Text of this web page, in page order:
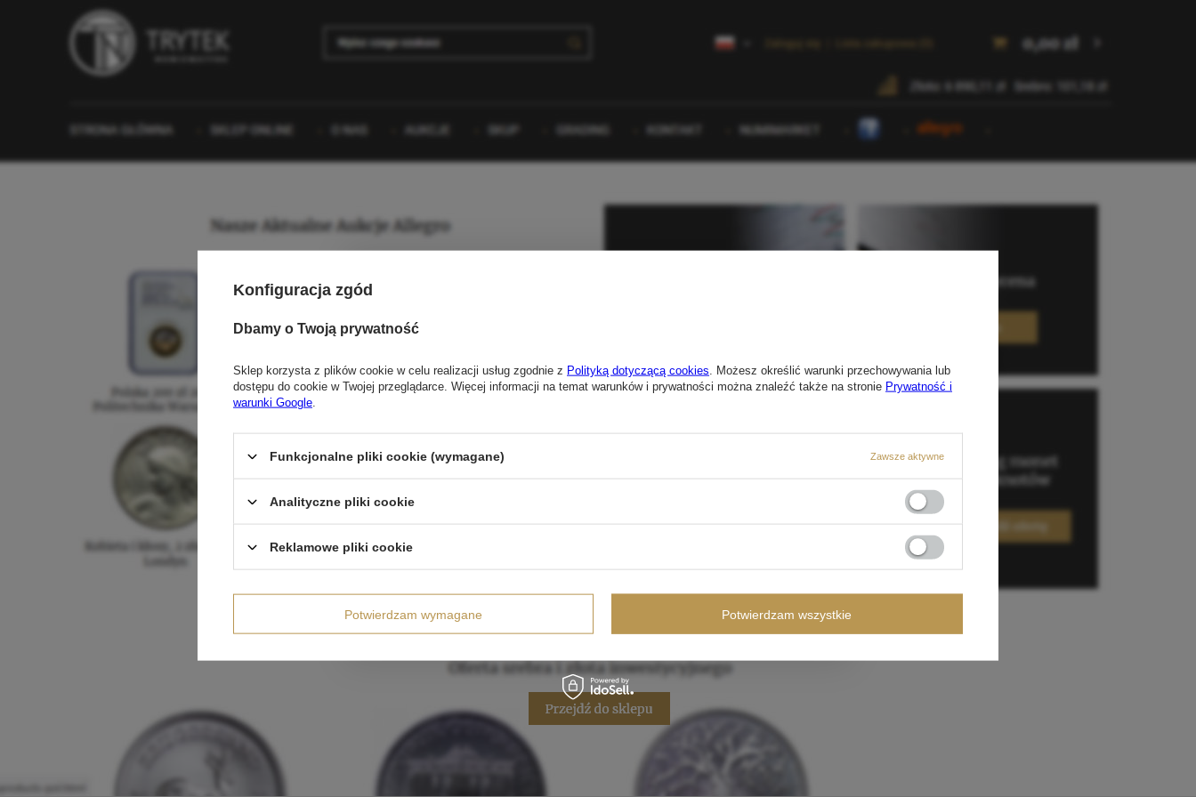
Konfiguracja zgód
Dbamy o Twoją prywatność
Sklep korzysta z plików cookie w celu realizacji usług zgodnie z Polityką dotyczącą cookies . Możesz określić warunki przechowywania lub
dostępu do cookie w Twojej przeglądarce. Więcej informacji na temat warunków i prywatności można znaleźć także na stronie Prywatność i
warunki Google
Funkcjonalne pliki cookie (wymagane) Zawsze aktywne
Analityczne pliki cookie
Reklamowe pliki cookie
Potwierdzam wymagane Potwierdzam wszystkie